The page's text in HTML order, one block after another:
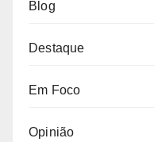
Blog
Destaque
Em Foco
Opinião